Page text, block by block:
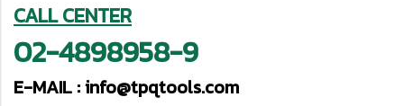
CALL CENTER
02-4898958-9
E-MAIL :info@tpqtools.com